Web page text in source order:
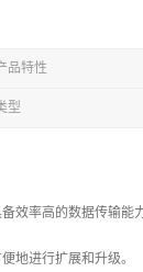
品特性
型
效率高的数据传输
地进行扩展和升级。